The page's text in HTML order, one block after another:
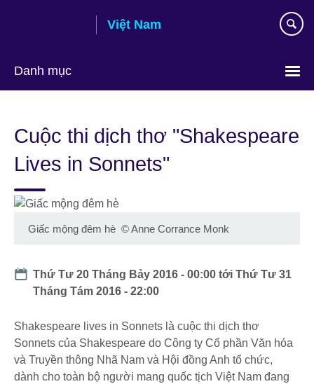
Việt Nam
Danh mục
language
Cuộc thi dịch thơ "Shakespeare
Lives in Sonnets"
Giấc mộng đêm hè ©Anne Corrance Monk
Date
Thứ Tư 20 Tháng Bảy 2016 - 00:00 tớiThứ Tư 31
Tháng Tám 2016 - 22:00
Shakespeare lives in Sonnets là cuộc thi dịch thơ
Sonnets của Shakespeare do Công ty Cổ phần Văn hóa
và Truyền thông Nhã Nam và Hội đồng Anh tổ chức,
dành cho toàn bộ người mang quốc tịch Việt Nam đang